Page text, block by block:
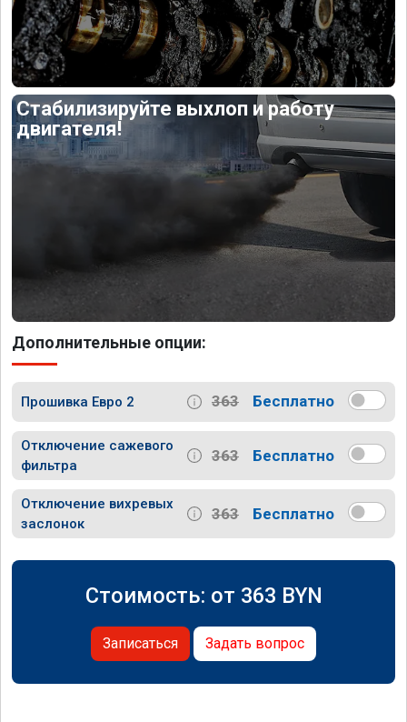
Стабилизируйте выхлоп и работу
двигателя!
Дополнительные опции:
Прошивка Евро 2 363 Бесплатно
Отключение сажевого
фильтра
363 Бесплатно
Отключение вихревых
заслонок
363 Бесплатно
Стоимость: от 363 BYN
Записаться Задать вопрос